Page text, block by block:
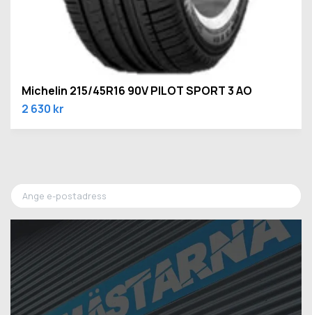
Michelin 215/45R16 90V PILOT SPORT 3 AO
2 630 kr